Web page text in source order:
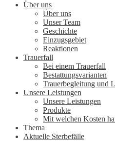
Über uns
Über uns
Unser Team
Geschichte
Einzugsgebiet
Reaktionen
Trauerfall
Bei einem Trauerfall
Bestattungsvarianten
Trauerbegleitung und
Unsere Leistungen
Unsere Leistungen
Produkte
Mit welchen Kosten
Thema
Aktuelle Sterbefälle